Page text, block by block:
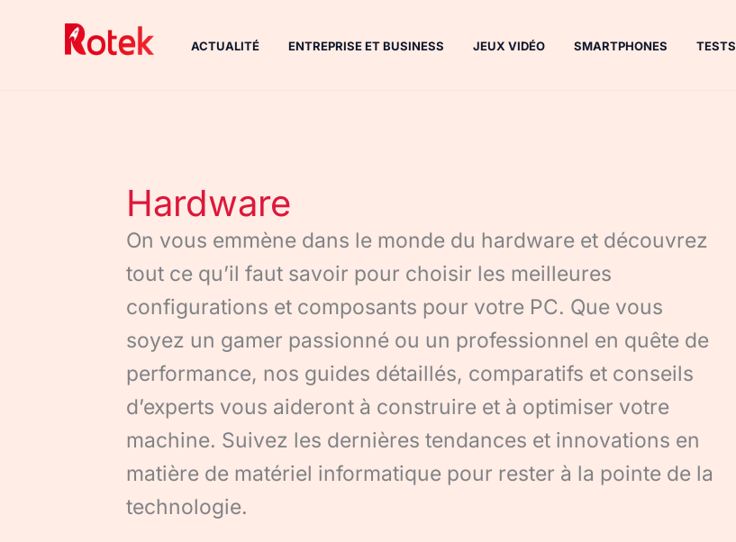
ACTUALITÉ ENTREPRISE ET BUSINESS JEUX VIDÉO SMARTPHONES TESTS
Hardware
On vous emmène dans le monde du hardware et découvrez
tout ce qu’il faut savoir pour choisir les meilleures
configurations et composants pour votre PC. Que vous
soyez un gamer passionné ou un professionnel en quête de
performance, nos guides détaillés, comparatifs et conseils
d’experts vous aideront à construire et à optimiser votre
machine. Suivez les dernières tendances et innovations en
matière de matériel informatique pour rester à la pointe de la
technologie.